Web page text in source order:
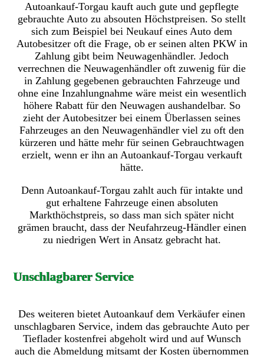
Autoankauf-Torgau kauft auch gute und gepflegte
gebrauchte Auto zu absouten Höchstpreisen. So stellt
sich zum Beispiel bei Neukauf eines Auto dem
Autobesitzer oft die Frage, ob er seinen alten PKW in
Zahlung gibt beim Neuwagenhändler. Jedoch
verrechnen die Neuwagenhändler oft zuwenig für die
in Zahlung gegebenen gebrauchten Fahrzeuge und
ohne eine Inzahlungnahme wäre meist ein wesentlich
höhere Rabatt für den Neuwagen aushandelbar. So
zieht der Autobesitzer bei einem Überlassen seines
Fahrzeuges an den Neuwagenhändler viel zu oft den
kürzeren und hätte mehr für seinen Gebrauchtwagen
erzielt, wenn er ihn an Autoankauf-Torgau verkauft
hätte.
Denn Autoankauf-Torgau zahlt auch für intakte und
gut erhaltene Fahrzeuge einen absoluten
Markthöchstpreis, so dass man sich später nicht
grämen braucht, dass der Neufahrzeug-Händler einen
zu niedrigen Wert in Ansatz gebracht hat.
Unschlagbarer Service
Des weiteren bietet Autoankauf dem Verkäufer einen
unschlagbaren Service, indem das gebrauchte Auto per
Tieflader kostenfrei abgeholt wird und auf Wunsch
auch die Abmeldung mitsamt der Kosten übernommen